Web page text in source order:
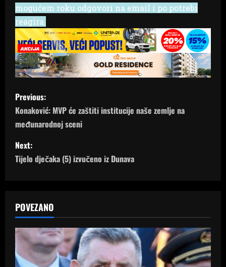
mogućem roku odgovori na email i po potrebi
reagira.
P
o
s
t
a
v
i
g
Previous:
Konaković: MVP će zaštiti institucije naše zemlje na
međunarodnoj sceni
Next:
Tijelo dječaka (5) izvučeno iz Dunava
POVEZANO